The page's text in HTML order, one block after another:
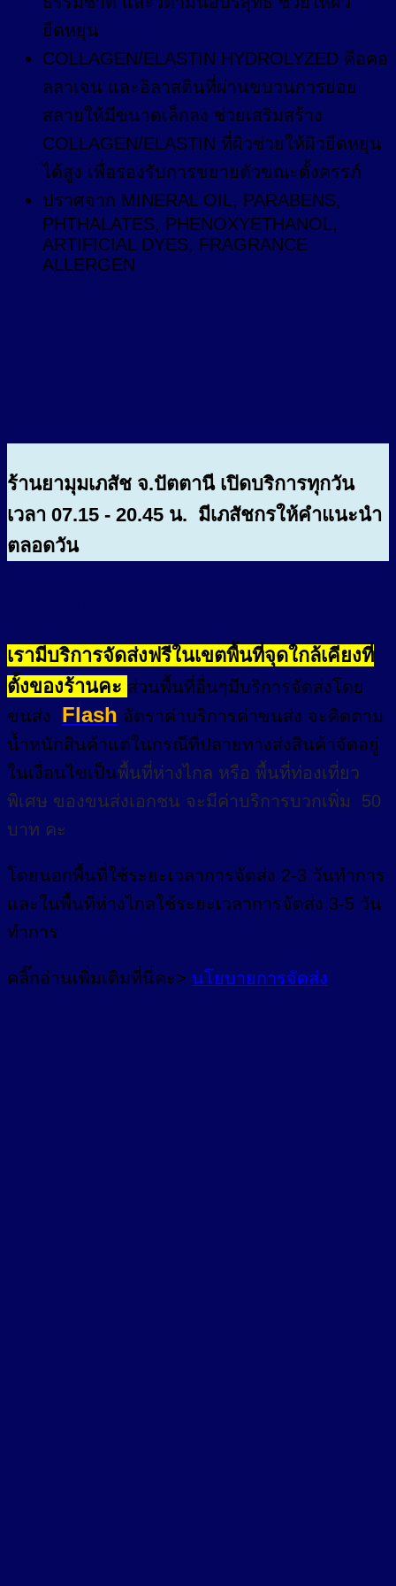
ยืดหยุ่น
COLLAGEN/ELASTIN HYDROLYZED คือคอ
ลลาเจน และอิลาสตินที่ผ่านขบวนการย่อย
สลายให้มีขนาดเล็กลง ช่วยเสริมสร้าง
COLLAGEN/ELASTIN ที่ผิวช่วยให้ผิวยืดหยุ่น
ได้สูง เพื่อรองรับการขยายตัวขณะตั้งครรภ์
ปราศจาก MINERAL OIL, PARABENS,
PHTHALATES, PHENOXYETHANOL,
ARTIFICIAL DYES, FRAGRANCE
ALLERGEN
ร้านยามุมเภสัช จ.ปัตตานี เปิดบริการทุกวัน
เวลา 07.15 - 20.45 น. มีเภสัชกรให้คำแนะนำ
ตลอดวัน
เรามีบริการจัดส่งฟรีในเขตพื้นที่จุดใกล้เคียงที่
ตั้งของร้านคะ ส่วนพื้นที่อื่นๆมีบริการจัดส่งโดย
ขนส่ง Flash อัตราค่าบริการค่าขนส่ง จะคิดตาม
น้ำหนักสินค้าแต่ในกรณีที่ปลายทางส่งสินค้าจัดอยู่
ในเงื่อนไขเป็นพื้นที่ห่างไกล หรือ พื้นที่ท่องเที่ยว
พิเศษ ของขนส่งเอกชน จะมีค่าบริการบวกเพิ่ม 50
บาท คะ
โดยนอกพื้นที่ใช้ระยะเวลาการจัดส่ง 2-3 วันทำการ
และในพื้นที่ห่างไกลใช้ระยะเวลาการจัดส่ง 3-5 วัน
ทำการ
คลิ๊กอ่านเพิ่มเติมที่นี่คะ> นโยบายการจัดส่ง